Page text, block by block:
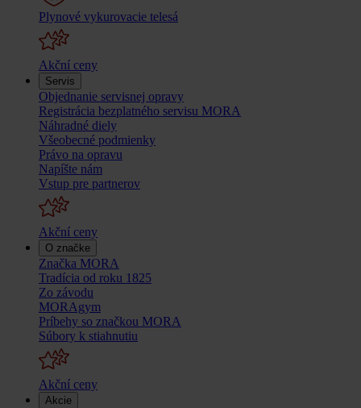
Plynové vykurovacie telesá
Akční ceny
Servis
Objednanie servisnej opravy
Registrácia bezplatného servisu MORA
Náhradné diely
Všeobecné podmienky
Právo na opravu
Napíšte nám
Vstup pre partnerov
Akční ceny
O značke
Značka MORA
Tradícia od roku 1825
Zo závodu
MORAgym
Príbehy so značkou MORA
Súbory k stiahnutiu
Akční ceny
Akcie